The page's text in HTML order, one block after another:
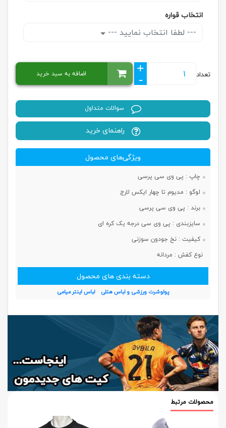
انتخاب قواره
--- لطفا انتخاب نمایید ---
تعداد
+
-
اضافه به سبد خرید
سوالات متداول
راهنمای خرید
ویژگی‌های محصول
چاپ : پی وی سی پرسی
لوگو : مدیوم تا چهار ایکس لارج
برند : پی وی سی پرسی
سایزبندی : پی وی سی درجه یک کره ای
کیفیت : نخ جودون سوزنی
نوع کفش : مردانه
دسته بندی های محصول
پولوشرت ورزشی و لباس هتلی لباس اینتر میامی
محصولات مرتبط